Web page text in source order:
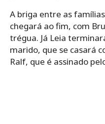
A briga entre as
chegará ao fim, com
trégua. Já Leia
marido, que se casará
Ralf, que é assinado